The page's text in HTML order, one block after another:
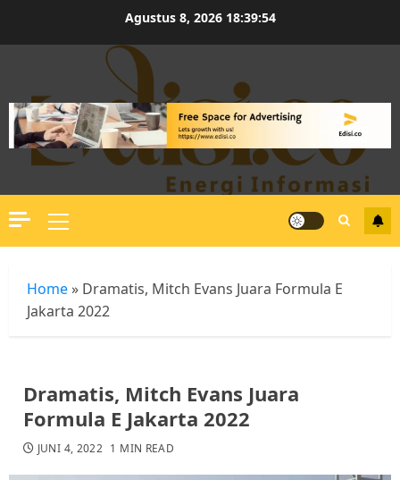
Agustus 8, 2026 18:39:54
Primary
Menu
Home » Dramatis, Mitch Evans Juara Formula E
Jakarta 2022
Dramatis, Mitch Evans Juara
Formula E Jakarta 2022
JUNI 4, 2022 1 MIN READ